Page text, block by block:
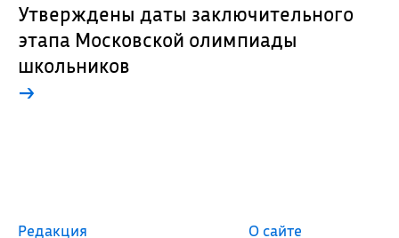
Утверждены даты заключительного
этапа Московской олимпиады
школьников
→
Редакция О сайте